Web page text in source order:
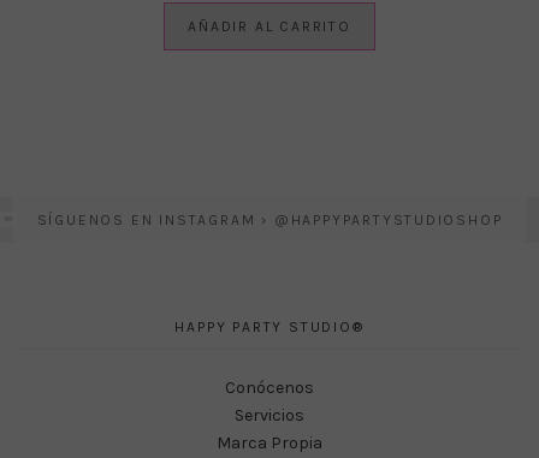
AÑADIR AL CARRITO
SÍGUENOS EN INSTAGRAM › @HAPPYPARTYSTUDIOSHOP
HAPPY PARTY STUDIO®
Conócenos
Servicios
Marca Propia